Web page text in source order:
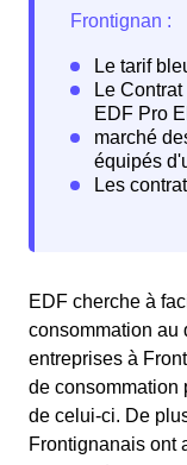
EDF cherche à
consommation au
entreprises à
de consommation
de celui-ci. De
Frontignanais ont